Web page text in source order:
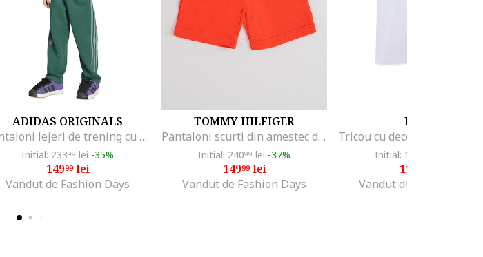
ADIDAS ORIGINALS
Pantaloni lejeri de trening cu cordon Minecraft, Verde
Initial: 23399 lei -35%
14999lei
Vandut de Fashion Days
TOMMY HILFIGER
Pantaloni scurti din amestec de bumbac cu snur, Rosu
Initial: 24099 lei -37%
14999lei
Vandut de Fashion Days
HUGO
Initial: 155
119
Vandut de Fashion Days